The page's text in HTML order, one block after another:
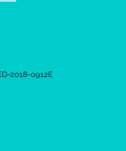
2018-0912E